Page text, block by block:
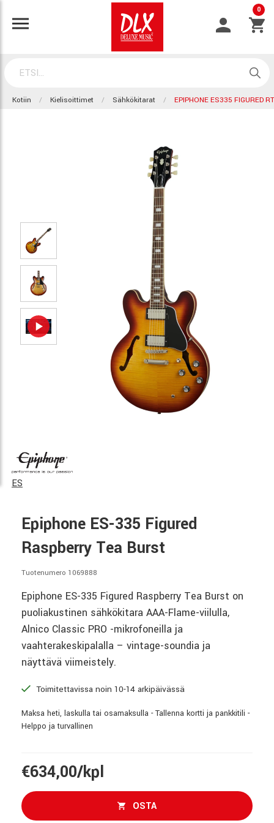
0
Kotiin Kielisoittimet Sähkökitarat EPIPHONE ES335 FIGURED
ES
Epiphone ES-335 Figured
Raspberry Tea Burst
Tuotenumero 1069888
Epiphone ES-335 Figured Raspberry Tea Burst on
puoliakustinen sähkökitara AAA-Flame-viilulla,
Alnico Classic PRO -mikrofoneilla ja
vaahterakeskipalalla – vintage-soundia ja
näyttävä viimeistely.
Toimitettavissa noin 10-14 arkipäivässä
Maksa heti, laskulla tai osamaksulla - Tallenna kortti ja pankkitili -
Helppo ja turvallinen
€634,00/kpl
OSTA